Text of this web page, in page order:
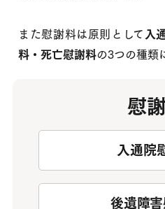
また慰謝料は原則として 入
料・死亡慰謝料の3つの種類
慰
入通院
後遺障